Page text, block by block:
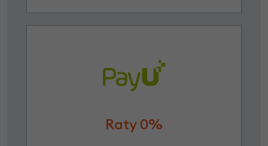
Raty 0%